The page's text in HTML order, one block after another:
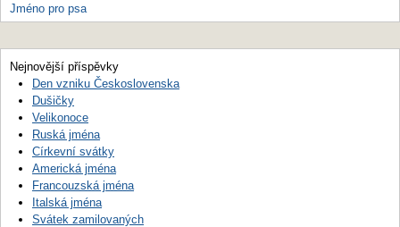
Jméno pro psa
Nejnovější příspěvky
Den vzniku Československa
Dušičky
Velikonoce
Ruská jména
Církevní svátky
Americká jména
Francouzská jména
Italská jména
Svátek zamilovaných